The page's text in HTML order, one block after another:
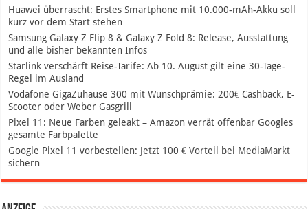
Huawei überrascht: Erstes Smartphone mit 10.000-mAh-Akku soll
kurz vor dem Start stehen
Samsung Galaxy Z Flip 8 & Galaxy Z Fold 8: Release, Ausstattung
und alle bisher bekannten Infos
Starlink verschärft Reise-Tarife: Ab 10. August gilt eine 30-Tage-
Regel im Ausland
Vodafone GigaZuhause 300 mit Wunschprämie: 200€ Cashback, E-
Scooter oder Weber Gasgrill
Pixel 11: Neue Farben geleakt – Amazon verrät offenbar Googles
gesamte Farbpalette
Google Pixel 11 vorbestellen: Jetzt 100 € Vorteil bei MediaMarkt
sichern